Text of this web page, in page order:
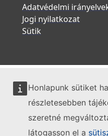
Honlapunk sütiket
részletesebben
szeretné
látogasson el a
Adatvédelmi
Jogi nyilatkozat
Sütik